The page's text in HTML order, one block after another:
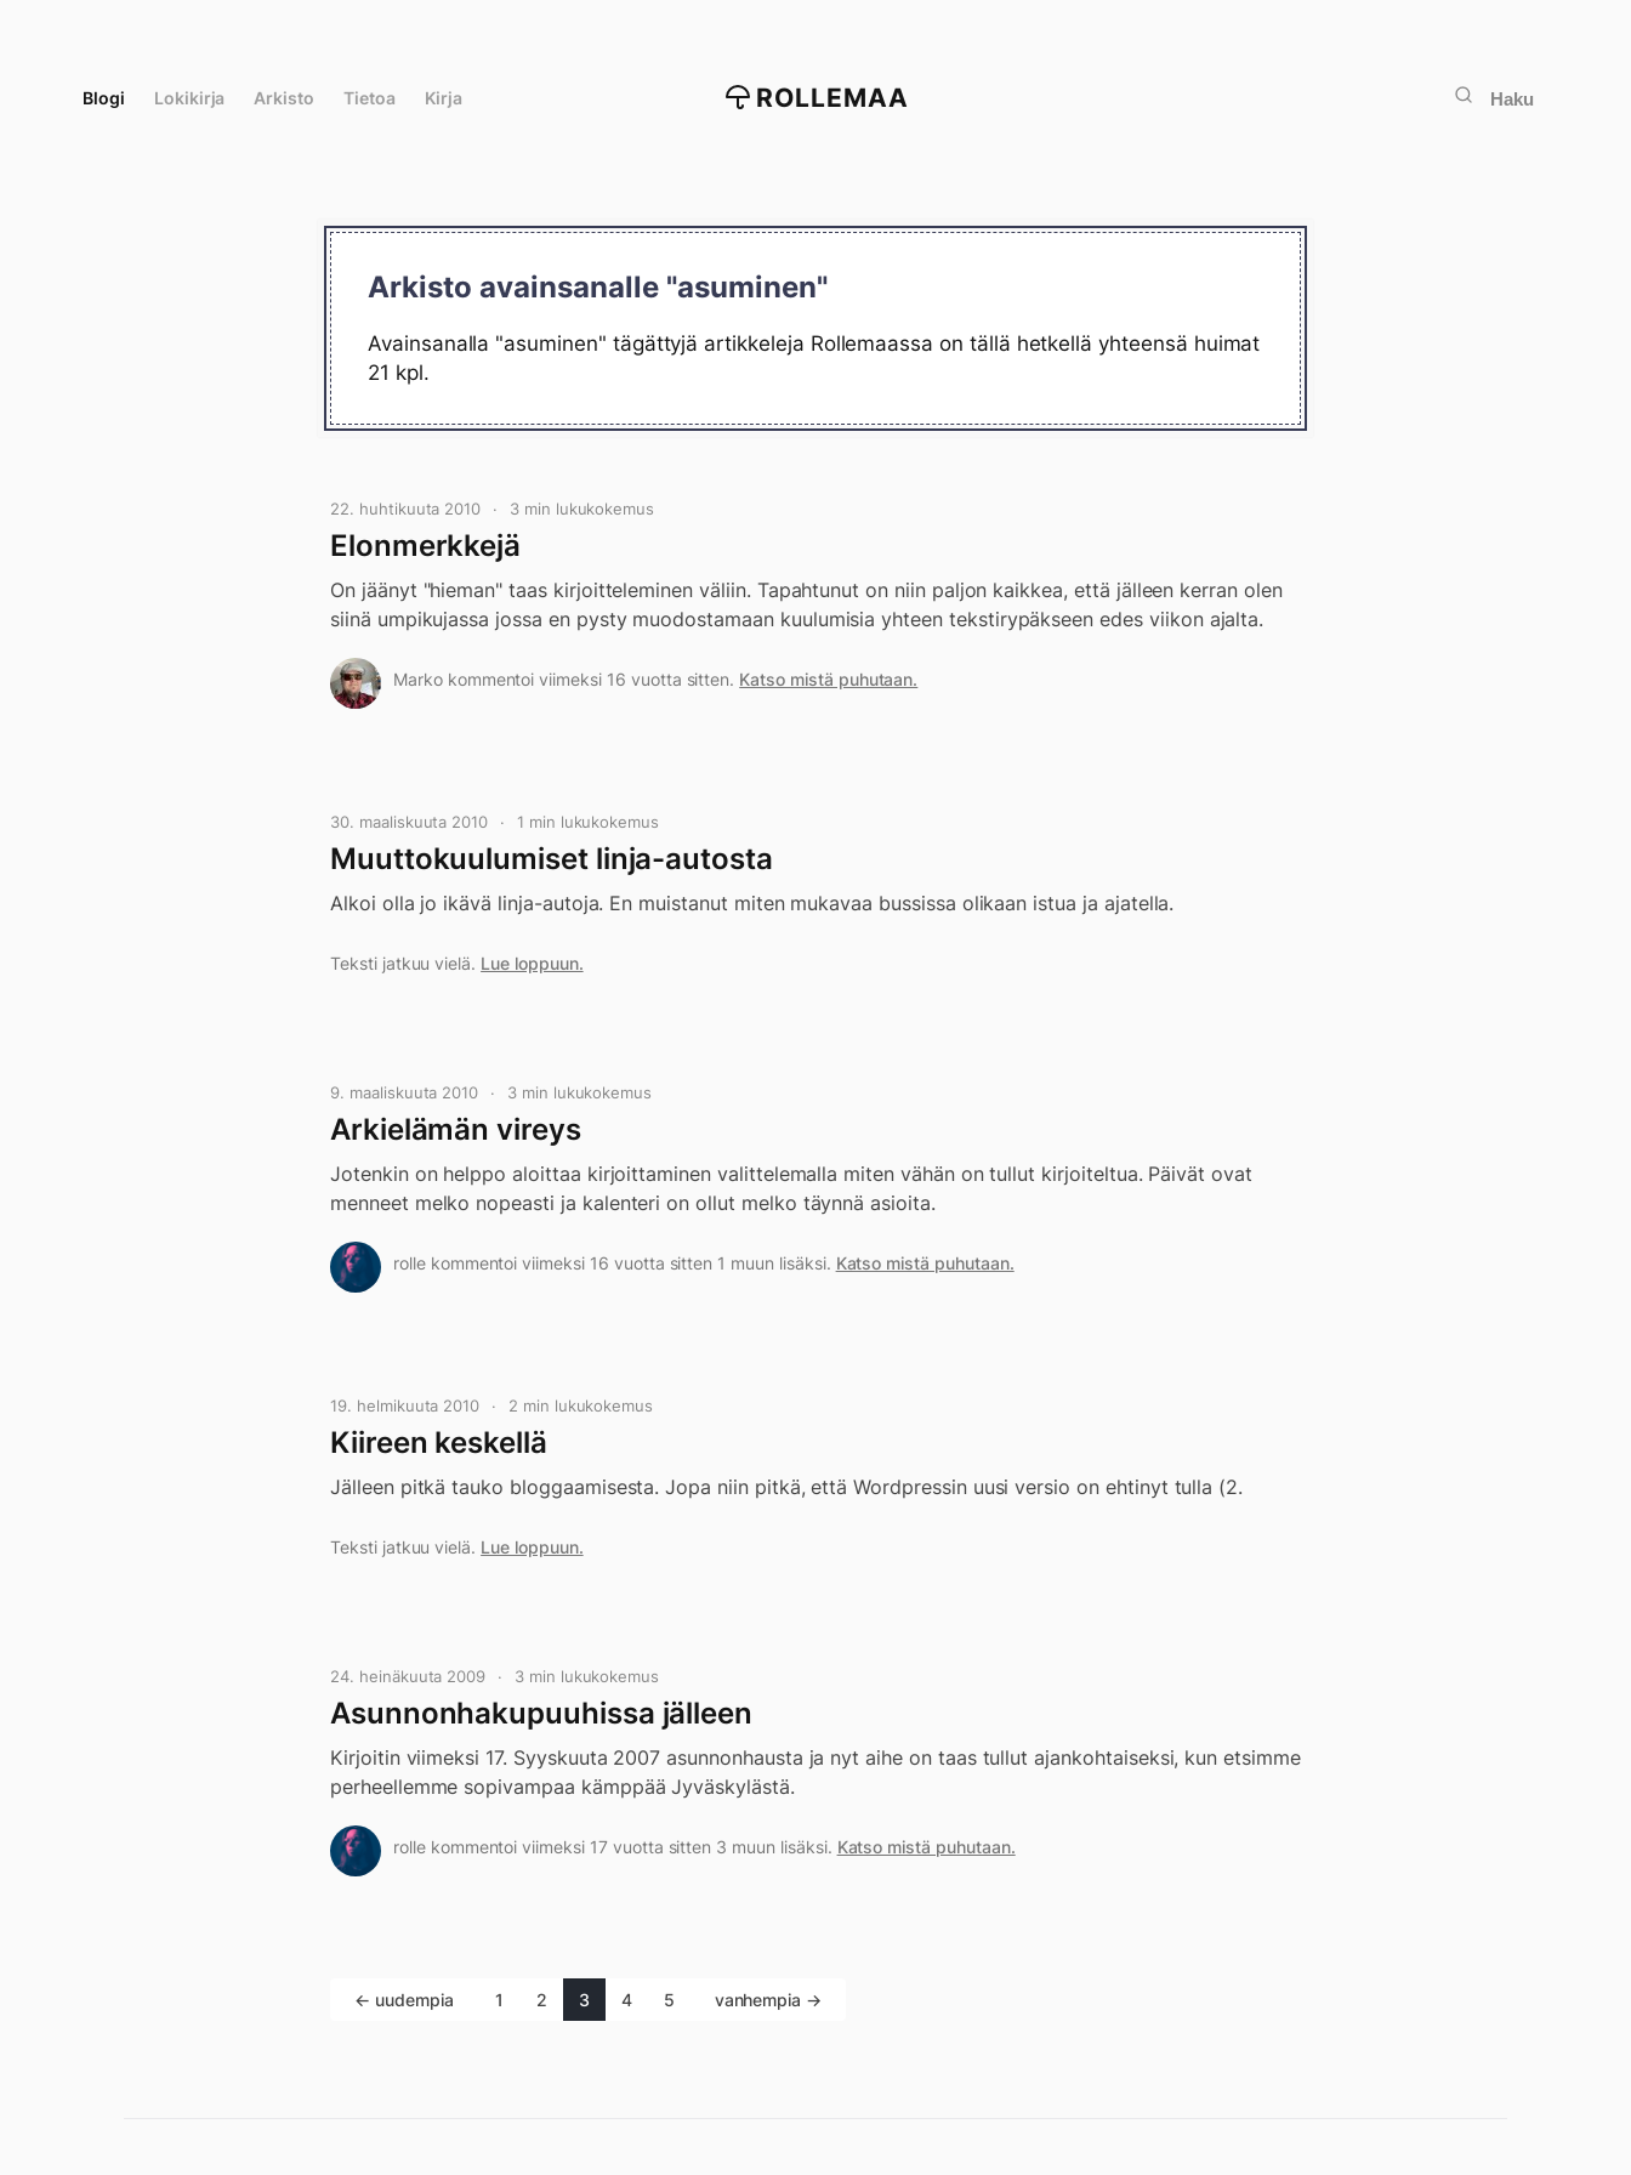
Blogi Lokikirja Arkisto Tietoa Kirja ROLLEMAA Haku
Arkisto avainsanalle "asuminen"
Avainsanalla "asuminen" tägättyjä artikkeleja Rollemaassa on tällä hetkellä yhteensä huimat
21 kpl.
22. huhtikuuta 2010 3 min lukukokemus
Elonmerkkejä
On jäänyt "hieman" taas kirjoitteleminen väliin. Tapahtunut on niin paljon kaikkea, että jälleen kerran olen
siinä umpikujassa jossa en pysty muodostamaan kuulumisia yhteen tekstirypäkseen edes viikon ajalta.
Marko kommentoi viimeksi 16 vuotta sitten. Katso mistä puhutaan.
30. maaliskuuta 2010 1 min lukukokemus
Muuttokuulumiset linja-autosta
Alkoi olla jo ikävä linja-autoja. En muistanut miten mukavaa bussissa olikaan istua ja ajatella.
Teksti jatkuu vielä. Lue loppuun.
9. maaliskuuta 2010 3 min lukukokemus
Arkielämän vireys
Jotenkin on helppo aloittaa kirjoittaminen valittelemalla miten vähän on tullut kirjoiteltua. Päivät ovat
menneet melko nopeasti ja kalenteri on ollut melko täynnä asioita.
rolle kommentoi viimeksi 16 vuotta sitten 1 muun lisäksi. Katso mistä puhutaan.
19. helmikuuta 2010 2 min lukukokemus
Kiireen keskellä
Jälleen pitkä tauko bloggaamisesta. Jopa niin pitkä, että Wordpressin uusi versio on ehtinyt tulla (2.
Teksti jatkuu vielä. Lue loppuun.
24. heinäkuuta 2009 3 min lukukokemus
Asunnonhakupuuhissa jälleen
Kirjoitin viimeksi 17. Syyskuuta 2007 asunnonhausta ja nyt aihe on taas tullut ajankohtaiseksi, kun etsimme
perheellemme sopivampaa kämppää Jyväskylästä.
rolle kommentoi viimeksi 17 vuotta sitten 3 muun lisäksi. Katso mistä puhutaan.
← uudempia 1 2 3 4 5 vanhempia →